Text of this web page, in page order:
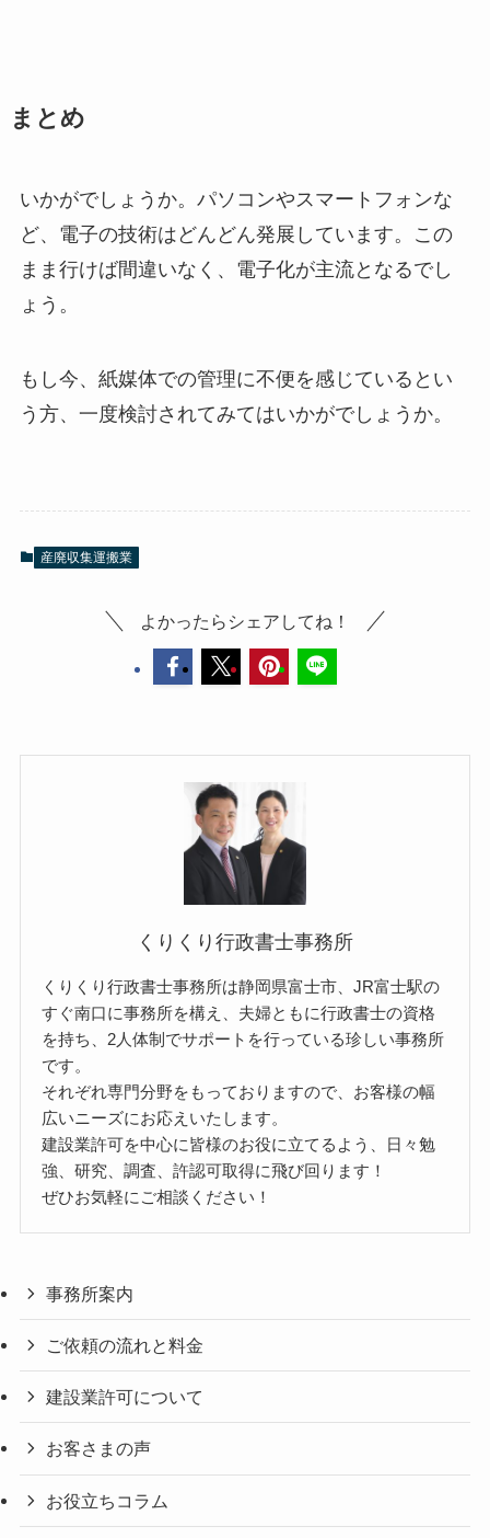
まとめ
いかがでしょうか。パソコンやスマートフォンな
ど、電子の技術はどんどん発展しています。この
まま行けば間違いなく、電子化が主流となるでし
ょう。
もし今、紙媒体での管理に不便を感じているとい
う方、一度検討されてみてはいかがでしょうか。
産廃収集運搬業
よかったらシェアしてね！
くりくり行政書士事務所
くりくり行政書士事務所は静岡県富士市、JR富士駅の
すぐ南口に事務所を構え、夫婦ともに行政書士の資格
を持ち、2人体制でサポートを行っている珍しい事務所
です。
それぞれ専門分野をもっておりますので、お客様の幅
広いニーズにお応えいたします。
建設業許可を中心に皆様のお役に立てるよう、日々勉
強、研究、調査、許認可取得に飛び回ります！
ぜひお気軽にご相談ください！
事務所案内
ご依頼の流れと料金
建設業許可について
お客さまの声
お役立ちコラム